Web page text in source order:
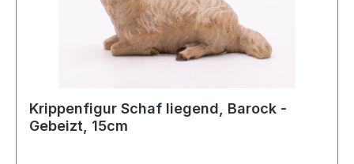
Krippenfigur Schaf liegend, Barock -
Gebeizt, 15cm